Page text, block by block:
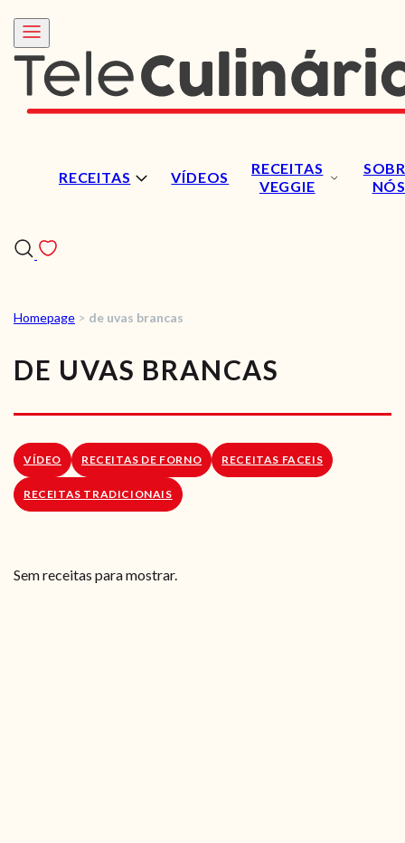
RECEITAS VÍDEOS
RECEITAS
VEGGIE
NÓS
VÍDEOS
RECEITAS VEGGIE
SOBRE NÓS
LOJA ONLINE
Homepage > de uvas brancas
DE UVAS BRANCAS
VÍDEO RECEITAS DE FORNO RECEITAS FACEIS
RECEITAS TRADICIONAIS
Sem receitas para mostrar.